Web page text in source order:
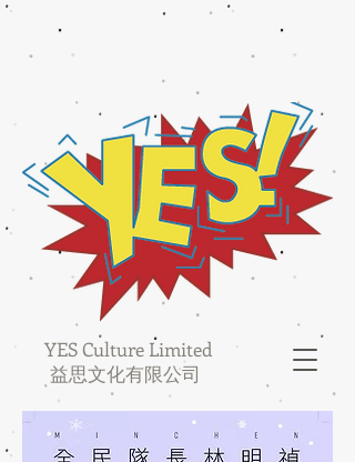
YES Culture Limited
益思文化有限公司